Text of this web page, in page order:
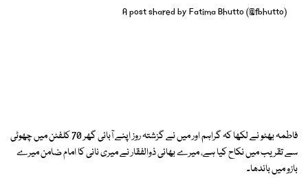
A post shared by Fatima Bhutto (@fbhutto)
فاطمہ بھٹو نے لکھا کہ گراہم اور میں نے گزشتہ روز اپنے آبائی گھر 70 کلفٹن میں چھوٹی
سے تقریب میں نکاح کیا ہے، میرے بھائی ذوالفقار نے میری نانی کا امام ضامن میرے
بازو میں باندھا۔